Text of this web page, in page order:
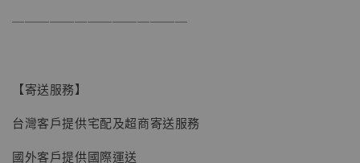
【現貨】BJSTUDIO 1/6系列可動蒐藏人偶 讓
子彈飛 鵝城縣長 張麻子 [BK01]
──────────────
【寄送服務】
台灣客戶提供宅配及超商寄送服務
國外客戶提供國際運送